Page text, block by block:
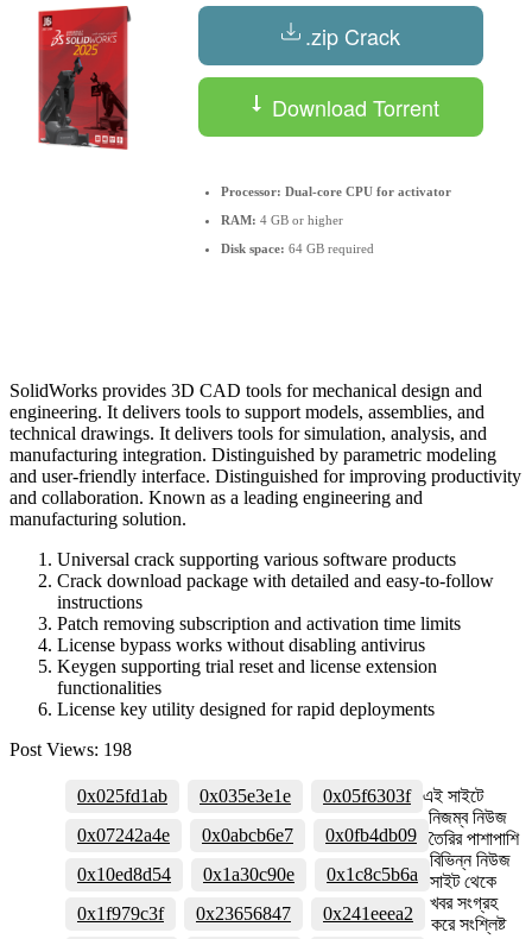
.zip Crack
Download Torrent
Processor: Dual-core CPU for activator
RAM: 4 GB or higher
Disk space: 64 GB required
SolidWorks provides 3D CAD tools for mechanical design and
engineering. It delivers tools to support models, assemblies, and
technical drawings. It delivers tools for simulation, analysis, and
manufacturing integration. Distinguished by parametric modeling
and user-friendly interface. Distinguished for improving productivity
and collaboration. Known as a leading engineering and
manufacturing solution.
Universal crack supporting various software products
Crack download package with detailed and easy-to-follow
instructions
Patch removing subscription and activation time limits
License bypass works without disabling antivirus
Keygen supporting trial reset and license extension
functionalities
License key utility designed for rapid deployments
Post Views: 198
0x025fd1ab 0x035e3e1e
0x05f6303f
0x07242a4e
0x0abcb6e7
0x0fb4db09
0x10ed8d54
0x1a30c90e
0x1c8c5b6a
0x1f979c3f
0x23656847 0x241eeea2
এই সাইটে
নিজম্ব নিউজ
তৈরির পাশাপাশি
বিভিন্ন নিউজ
সাইট থেকে
খবর সংগ্রহ
করে সংশ্লিষ্ট